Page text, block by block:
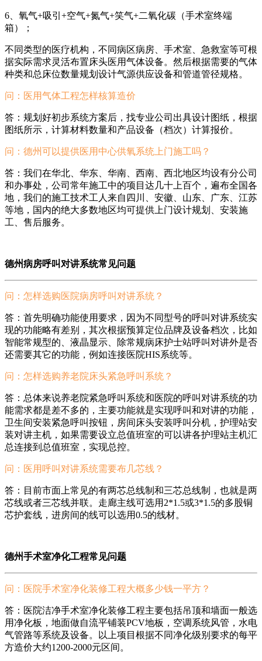
6、氧气+吸引+空气+氮气+笑气+二氧化碳（手术室终端
箱）；
不同类型的医疗机构，不同病区病房、手术室、急救室等可根
据实际需求灵活布置床头医用气体设备。然后根据需要的气体
种类和总床位数量规划设计气源供应设备和管道管径规格。
问： 医用气体工程怎样核算造价
答：规划好初步系统方案后，找专业公司出具设计图纸，根据
图纸所示，计算材料数量和产品设备（档次）计算报价。
问：德州可以提供医用中心供氧系统上门施工吗？
答：我们在华北、华东、华南、西南、西北地区均设有分公司
和办事处，公司常年施工中的项目达几十上百个，遍布全国各
地，我们的施工技术工人来自四川、安徽、山东、广东、江苏
等地，国内的绝大多数地区均可提供上门设计规划、安装施
工、售后服务。
德州病房呼叫对讲系统常见问题
问：怎样选购医院病房呼叫对讲系统？
答：首先明确功能使用要求，因为不同型号的呼叫对讲系统实
现的功能略有差别，其次根据预算定位品牌及设备档次，比如
智能常规型的、液晶显示、除常规病床护士站呼叫对讲外是否
还需要其它的功能，例如连接医院HIS系统等。
问：怎样选购养老院床头紧急呼叫系统？
答：总体来说养老院紧急呼叫系统和医院的呼叫对讲系统的功
能需求都是差不多的，主要功能就是实现呼叫和对讲的功能，
卫生间安装紧急呼叫按钮，房间床头安装呼叫分机，护理站安
装对讲主机，如果需要设立总值班室的可以讲各护理站主机汇
总连接到总值班室，实现总控。
问：医用呼叫对讲系统需要布几芯线？
答：目前市面上常见的有两芯总线制和三芯总线制，也就是两
芯线或者三芯线并联。走廊主线可选用2*1.5或3*1.5的多股铜
芯护套线，进房间的线可以选用0.5的线材。
德州手术室净化工程常见问题
问：医院手术室净化装修工程大概多少钱一平方？
答：医院洁净手术室净化装修工程主要包括吊顶和墙面一般选
用净化板，地面做自流平铺装PCV地板，空调系统风管，水电
气管路等系统及设备。以上项目根据不同净化级别要求的每平
方造价大约1200-2000元区间。